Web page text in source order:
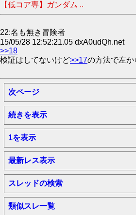
【低コア専】ガンダム ..
22:名も無き冒険者
15/05/28 12:52:21.05 dxA0udQh.net
>>18
検証はしてないけど>>17の方法で左
次ページ
続きを表示
1を表示
最新レス表示
スレッドの検索
類似スレ一覧